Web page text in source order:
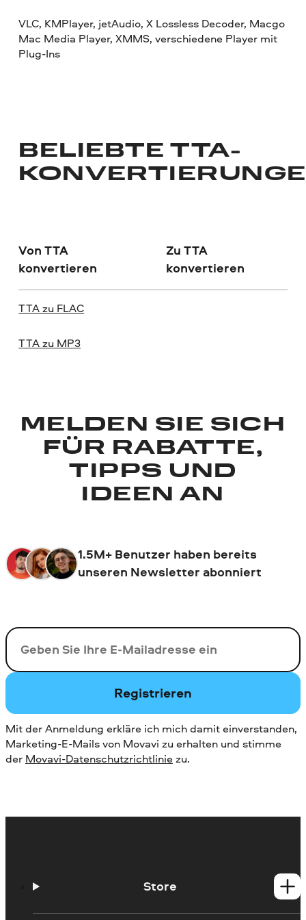
VLC, KMPlayer, jetAudio, X Lossless Decoder, Macgo
Mac Media Player, XMMS, verschiedene Player mit
Plug-Ins
BELIEBTE TTA-
Von TTA
konvertieren
Zu TTA
konvertieren
TTA zu FLAC
TTA zu MP3
MELDEN SIE SICH
FÜR RABATTE,
TIPPS UND
IDEEN AN
1.5M+ Benutzer haben bereits
unseren Newsletter abonniert
Ihre E-Mail-Addresse
Registrieren
Mit der Anmeldung erkläre ich mich damit einverstanden,
Marketing-E-Mails von Movavi zu erhalten und stimme
der Movavi-Datenschutzrichtliniezu.
Store